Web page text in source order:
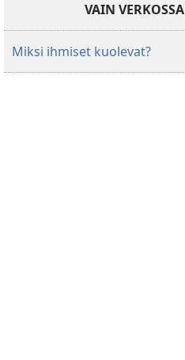
VAIN VERKOSSA
Miksi ihmiset kuolevat?